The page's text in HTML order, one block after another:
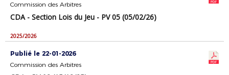
Commission des Arbitres
CDA - Section Lois du Jeu - PV 05 (05/02/26)
2025/2026
Publié le 22-01-2026
Commission des Arbitres